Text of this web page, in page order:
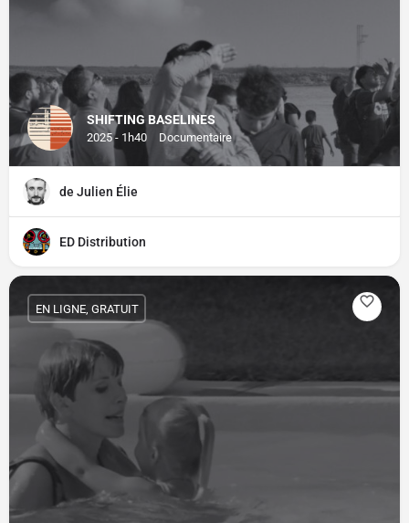
SHIFTING BASELINES
2025 - 1h40 Documentaire
de Julien Élie
ED Distribution
EN LIGNE, GRATUIT